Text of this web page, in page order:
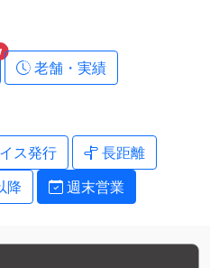
老舗・実績
ス発行
長距離
降 週末営業